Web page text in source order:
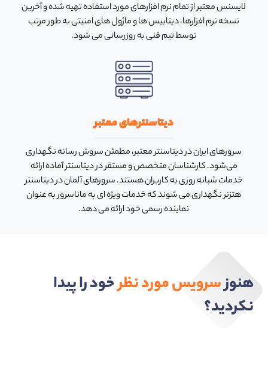
لایسنس معتبر از تمام نرم افزارهای مورد استفاده تهیه شده و آخرین
نسخه نرم افزارها، دیتابیس ها و ماژول های امنیتی به طور مرتب
توسط تیم فنی به روزرسانی می شود.
دیتاسنترهای معتبر
سرورهای ایران در دیتاسنتر معتبر، مطمئن سروش رسانه نگهداری
می‌شود. کارشناسان متخصص و مستقر در دیتاسنتر آماده ارائه
خدمات شبانه روزی به کاربران هستند. سرورهای آلمان در دیتاسنتر
هتزنر نگهداری می شوند که خدمات ویژه ای به ماناسرور به عنوان
نماینده رسمی خود ارائه می دهد.
هنوزسرویس مورد نظرخود را پیدا
نکردید؟